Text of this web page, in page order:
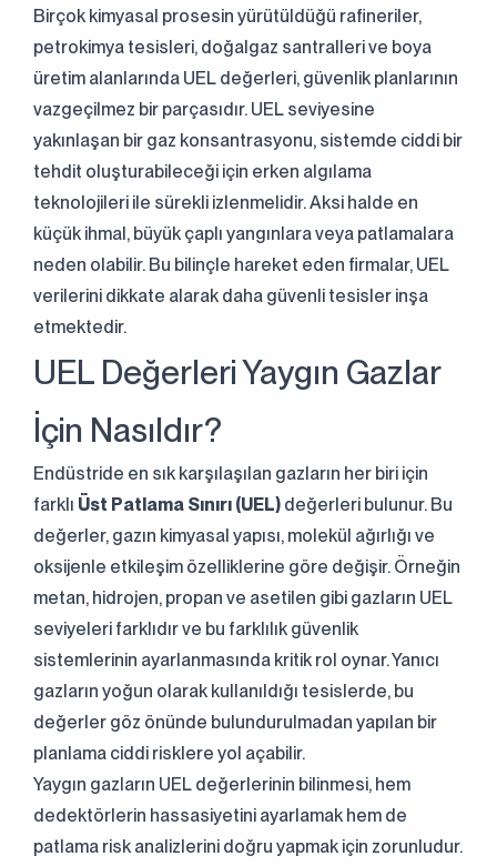
Birçok kimyasal prosesin yürütüldüğü rafineriler,
petrokimya tesisleri, doğalgaz santralleri ve boya
üretim alanlarında UEL değerleri, güvenlik planlarının
vazgeçilmez bir parçasıdır. UEL seviyesine
yakınlaşan bir gaz konsantrasyonu, sistemde ciddi bir
tehdit oluşturabileceği için erken algılama
teknolojileri ile sürekli izlenmelidir. Aksi halde en
küçük ihmal, büyük çaplı yangınlara veya patlamalara
neden olabilir. Bu bilinçle hareket eden firmalar, UEL
verilerini dikkate alarak daha güvenli tesisler inşa
etmektedir.
UEL Değerleri Yaygın Gazlar
İçin Nasıldır?
Endüstride en sık karşılaşılan gazların her biri için
farklı Üst Patlama Sınırı (UEL) değerleri bulunur. Bu
değerler, gazın kimyasal yapısı, molekül ağırlığı ve
oksijenle etkileşim özelliklerine göre değişir. Örneğin
metan, hidrojen, propan ve asetilen gibi gazların UEL
seviyeleri farklıdır ve bu farklılık güvenlik
sistemlerinin ayarlanmasında kritik rol oynar. Yanıcı
gazların yoğun olarak kullanıldığı tesislerde, bu
değerler göz önünde bulundurulmadan yapılan bir
planlama ciddi risklere yol açabilir.
Yaygın gazların UEL değerlerinin bilinmesi, hem
dedektörlerin hassasiyetini ayarlamak hem de
patlama risk analizlerini doğru yapmak için zorunludur.